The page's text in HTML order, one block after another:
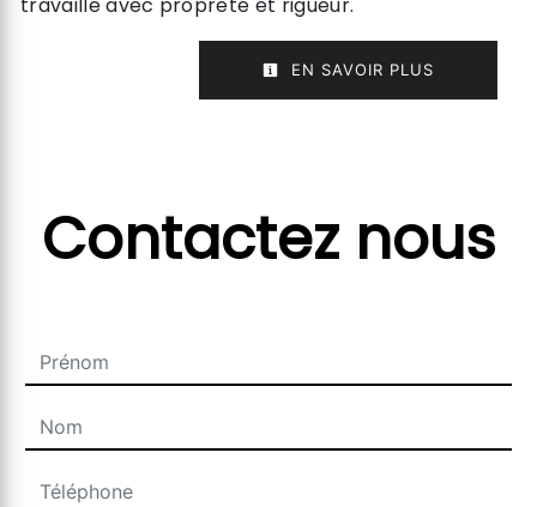
travaille avec propreté et rigueur.
EN SAVOIR PLUS
Contactez nous